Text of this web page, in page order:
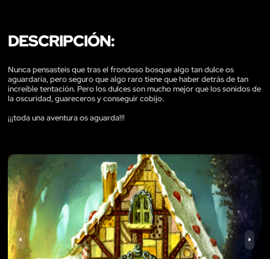
DESCRIPCIÓN:
Nunca pensasteis que tras el frondoso bosque algo tan dulce os
aguardaría, pero seguro que algo raro tiene que haber detrás de tan
increíble tentación. Pero los dulces son mucho mejor que los sonidos de
la oscuridad, guareceros y conseguir cobijo.
¡¡¡toda una aventura os aguarda!!!